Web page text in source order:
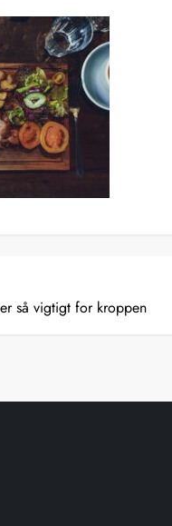
så vigtigt for kroppen